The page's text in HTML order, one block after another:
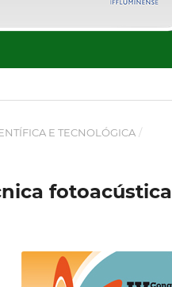
E TECNOLÓGICA /
fotoacústica